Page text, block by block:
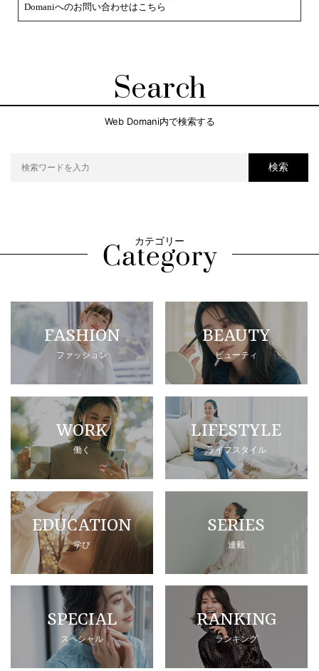
Domaniへのお問い合わせはこちら
Search
Web Domani内で検索する
検索
カテゴリー
FASHION
ファッション
BEAUTY
ビューティ
WORK
働く
LIFESTYLE
ライフスタイル
EDUCATION
学び
SERIES
連載
SPECIAL
スペシャル
RANKING
ランキング